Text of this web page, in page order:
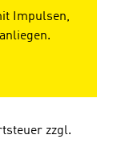
Impulsen,
zzgl.